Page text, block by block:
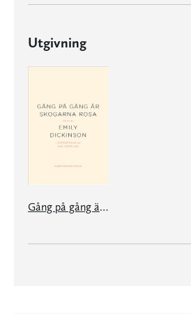
Utgivning
Gång på gång är skogarna rosa